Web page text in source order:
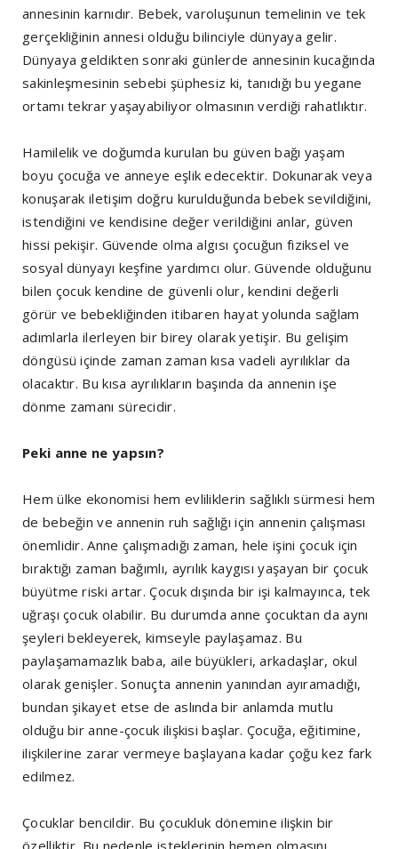
annesinin karnıdır. Bebek, varoluşunun temelinin ve tek
gerçekliğinin annesi olduğu bilinciyle dünyaya gelir.
Dünyaya geldikten sonraki günlerde annesinin kucağında
sakinleşmesinin sebebi şüphesiz ki, tanıdığı bu yegane
ortamı tekrar yaşayabiliyor olmasının verdiği rahatlıktır.
Hamilelik ve doğumda kurulan bu güven bağı yaşam
boyu çocuğa ve anneye eşlik edecektir. Dokunarak veya
konuşarak iletişim doğru kurulduğunda bebek sevildiğini,
istendiğini ve kendisine değer verildiğini anlar, güven
hissi pekişir. Güvende olma algısı çocuğun fiziksel ve
sosyal dünyayı keşfine yardımcı olur. Güvende olduğunu
bilen çocuk kendine de güvenli olur, kendini değerli
görür ve bebekliğinden itibaren hayat yolunda sağlam
adımlarla ilerleyen bir birey olarak yetişir. Bu gelişim
döngüsü içinde zaman zaman kısa vadeli ayrılıklar da
olacaktır. Bu kısa ayrılıkların başında da annenin işe
dönme zamanı sürecidir.
Peki anne ne yapsın?
Hem ülke ekonomisi hem evliliklerin sağlıklı sürmesi hem
de bebeğin ve annenin ruh sağlığı için annenin çalışması
önemlidir. Anne çalışmadığı zaman, hele işini çocuk için
bıraktığı zaman bağımlı, ayrılık kaygısı yaşayan bir çocuk
büyütme riski artar. Çocuk dışında bir işi kalmayınca, tek
uğraşı çocuk olabilir. Bu durumda anne çocuktan da aynı
şeyleri bekleyerek, kimseyle paylaşamaz. Bu
paylaşamamazlık baba, aile büyükleri, arkadaşlar, okul
olarak genişler. Sonuçta annenin yanından ayıramadığı,
bundan şikayet etse de aslında bir anlamda mutlu
olduğu bir anne-çocuk ilişkisi başlar. Çocuğa, eğitimine,
ilişkilerine zarar vermeye başlayana kadar çoğu kez fark
edilmez.
Çocuklar bencildir. Bu çocukluk dönemine ilişkin bir
özelliktir. Bu nedenle isteklerinin hemen olmasını